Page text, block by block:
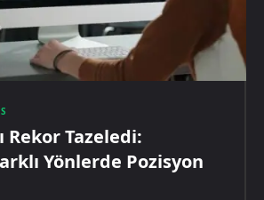
Rekor Tazeledi:
Yönlerde Pozisyon